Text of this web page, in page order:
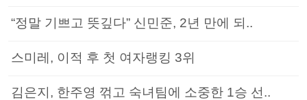
“정말 기쁘고 뜻깊다” 신민준, 2년 만에 되..
스미레, 이적 후 첫 여자랭킹 3위
김은지, 한주영 꺾고 숙녀팀에 소중한 1승 선..